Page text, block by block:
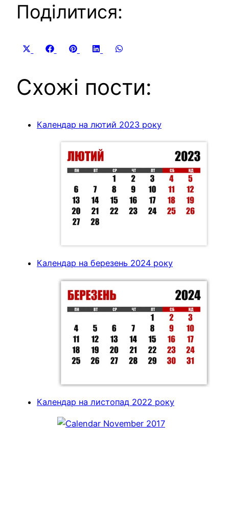
Поділитися:
Share
Share
Facebook
Share
PinterestShare
LinkedIn
Схожі пости:
Календар на лютий 2023 року
Календар на березень 2024 року
Календар на листопад 2022 року